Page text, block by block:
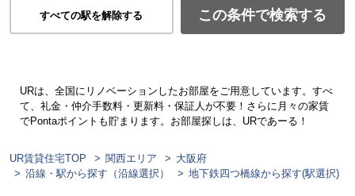
すべての駅を解除する この条件で検索する
URは、全国にリノベーションしたお部屋をご用意しています。すべ
て、礼金・仲介手数料・更新料・保証人が不要！さらに月々の家賃
でPontaポイントも貯まります。お部屋探しは、URであーる！
UR賃貸住宅TOP 関西エリア
大阪府
沿線・駅から探す（沿線選択）
地下鉄四つ橋線から探す(駅選択)